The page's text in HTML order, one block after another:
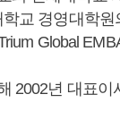
교 경영대학원
Global
2002년 대표이